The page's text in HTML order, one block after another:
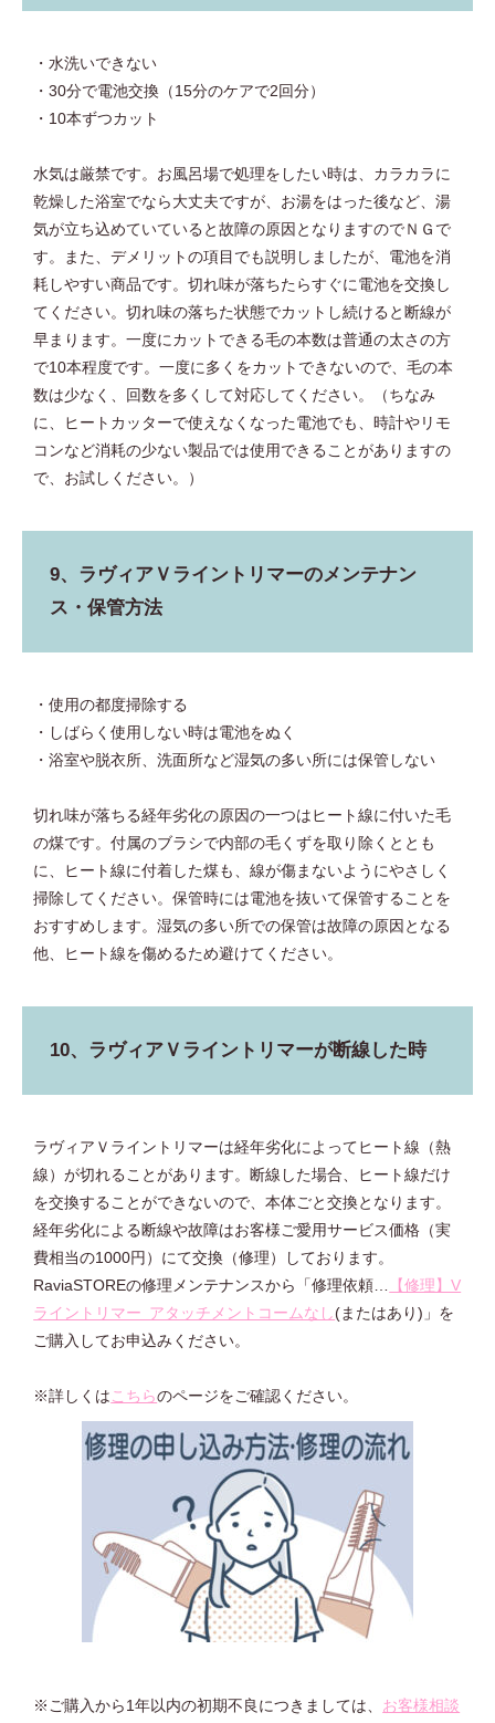
・水洗いできない
・30分で電池交換（15分のケアで2回分）
・10本ずつカット
水気は厳禁です。お風呂場で処理をしたい時は、カラカラに
乾燥した浴室でなら大丈夫ですが、お湯をはった後など、湯
気が立ち込めていていると故障の原因となりますのでＮＧで
す。また、デメリットの項目でも説明しましたが、電池を消
耗しやすい商品です。切れ味が落ちたらすぐに電池を交換し
てください。切れ味の落ちた状態でカットし続けると断線が
早まります。一度にカットできる毛の本数は普通の太さの方
で10本程度です。一度に多くをカットできないので、毛の本
数は少なく、回数を多くして対応してください。（ちなみ
に、ヒートカッターで使えなくなった電池でも、時計やリモ
コンなど消耗の少ない製品では使用できることがありますの
で、お試しください。）
9、ラヴィアＶライントリマーのメンテナン
ス・保管方法
・使用の都度掃除する
・しばらく使用しない時は電池をぬく
・浴室や脱衣所、洗面所など湿気の多い所には保管しない
切れ味が落ちる経年劣化の原因の一つはヒート線に付いた毛
の煤です。付属のブラシで内部の毛くずを取り除くととも
に、ヒート線に付着した煤も、線が傷まないようにやさしく
掃除してください。保管時には電池を抜いて保管することを
おすすめします。湿気の多い所での保管は故障の原因となる
他、ヒート線を傷めるため避けてください。
10、ラヴィアＶライントリマーが断線した時
ラヴィアＶライントリマーは経年劣化によってヒート線（熱
線）が切れることがあります。断線した場合、ヒート線だけ
を交換することができないので、本体ごと交換となります。
経年劣化による断線や故障はお客様ご愛用サービス価格（実
費相当の1000円）にて交換（修理）しております。
RaviaSTOREの修理メンテナンスから「修理依頼…
【修理】V
ライントリマー アタッチメントコームなし(またはあり)」を
ご購入してお申込みください。
※詳しくはこちらのページをご確認ください。
※ご購入から1年以内の初期不良につきましては、 お客様相談